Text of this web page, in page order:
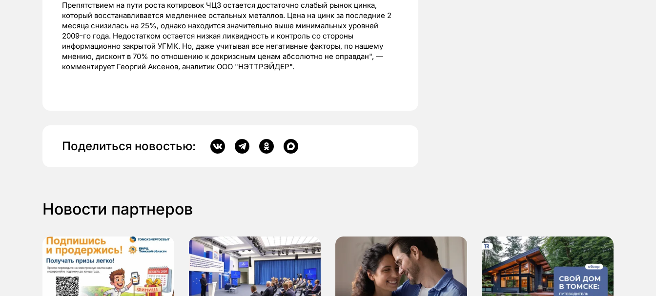
Препятствием на пути роста котировок ЧЦЗ остается достаточно слабый рынок цинка,
который восстанавливается медленнее остальных металлов. Цена на цинк за последние 2
месяца снизилась на 25%, однако находится значительно выше минимальных уровней
2009-го года. Недостатком остается низкая ликвидность и контроль со стороны
информационно закрытой УГМК. Но, даже учитывая все негативные факторы, по нашему
мнению, дисконт в 70% по отношению к докризсным ценам абсолютно не оправдан", —
комментирует Георгий Аксенов, аналитик ООО "НЭТТРЭЙДЕР".
Поделиться новостью:
Новости партнеров